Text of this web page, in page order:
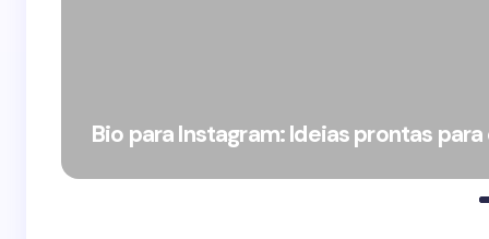
Bio para Instagram: Ideias prontas